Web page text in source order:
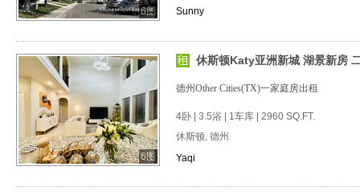
6图
Sunny
6图
休斯顿Katy亚洲新城 湖景新房
德州Other Cities(TX)一家庭房出租
4卧 | 3.5浴 | 1车库 | 2960 SQ.FT.
休斯顿, 德州
Yaqi